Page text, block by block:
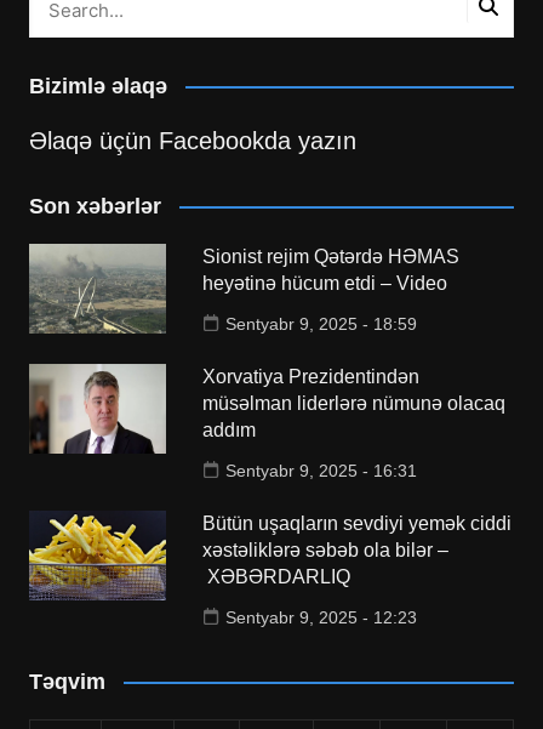
Bizimlə əlaqə
Əlaqə üçün Facebookda yazın
Son xəbərlər
Sionist rejim Qətərdə HƏMAS
heyətinə hücum etdi – Video
Sentyabr 9, 2025 - 18:59
Xorvatiya Prezidentindən
müsəlman liderlərə nümunə olacaq
addım
Sentyabr 9, 2025 - 16:31
Bütün uşaqların sevdiyi yemək ciddi
xəstəliklərə səbəb ola bilər –
XƏBƏRDARLIQ
Sentyabr 9, 2025 - 12:23
Təqvim